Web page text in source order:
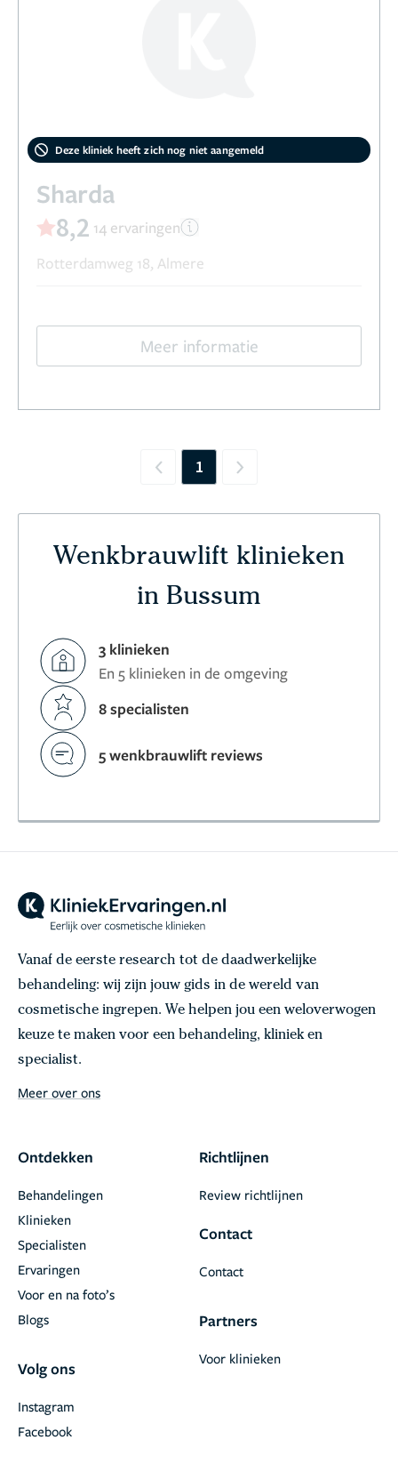
Deze kliniek heeft zich nog niet aangemeld
Sharda
8,2 14 ervaringen
Rotterdamweg 18, Almere
Meer informatie
Previous
1 Next
Wenkbrauwlift klinieken
in Bussum
3 klinieken
En 5 klinieken in de omgeving
8 specialisten
5 wenkbrauwlift reviews
Vanaf de eerste research tot de daadwerkelijke
behandeling: wij zijn jouw gids in de wereld van
cosmetische ingrepen. We helpen jou een weloverwogen
keuze te maken voor een behandeling, kliniek en
specialist.
Meer over ons
Ontdekken
Behandelingen
Klinieken
Specialisten
Ervaringen
Voor en na foto’s
Blogs
Volg ons
Facebook
Instagram
Richtlijnen
Review richtlijnen
Contact
Contact
Partners
Voor klinieken